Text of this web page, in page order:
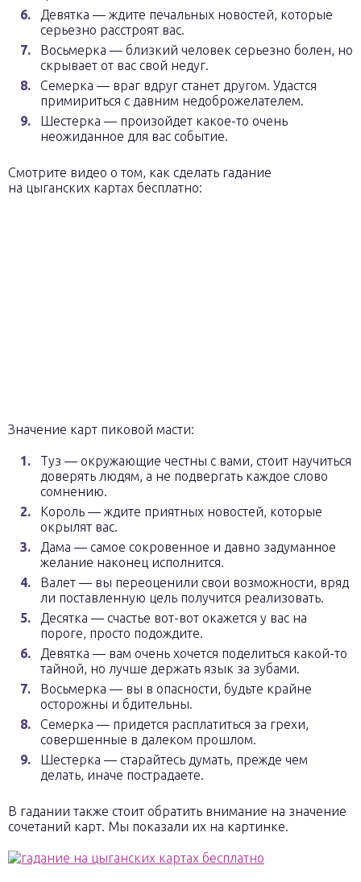
Девятка — ждите печальных новостей, которые
серьезно расстроят вас.
Восьмерка — близкий человек серьезно болен, но
скрывает от вас свой недуг.
Семерка — враг вдруг станет другом. Удастся
примириться с давним недоброжелателем.
Шестерка — произойдет какое-то очень
неожиданное для вас событие.
Смотрите видео о том, как сделать гадание
на цыганских картах бесплатно:
Значение карт пиковой масти:
Туз — окружающие честны с вами, стоит научиться
доверять людям, а не подвергать каждое слово
сомнению.
Король — ждите приятных новостей, которые
окрылят вас.
Дама — самое сокровенное и давно задуманное
желание наконец исполнится.
Валет — вы переоценили свои возможности, вряд
ли поставленную цель получится реализовать.
Десятка — счастье вот-вот окажется у вас на
пороге, просто подождите.
Девятка — вам очень хочется поделиться какой-то
тайной, но лучше держать язык за зубами.
Восьмерка — вы в опасности, будьте крайне
осторожны и бдительны.
Семерка — придется расплатиться за грехи,
совершенные в далеком прошлом.
Шестерка — старайтесь думать, прежде чем
делать, иначе пострадаете.
В гадании также стоит обратить внимание на значение
сочетаний карт. Мы показали их на картинке.